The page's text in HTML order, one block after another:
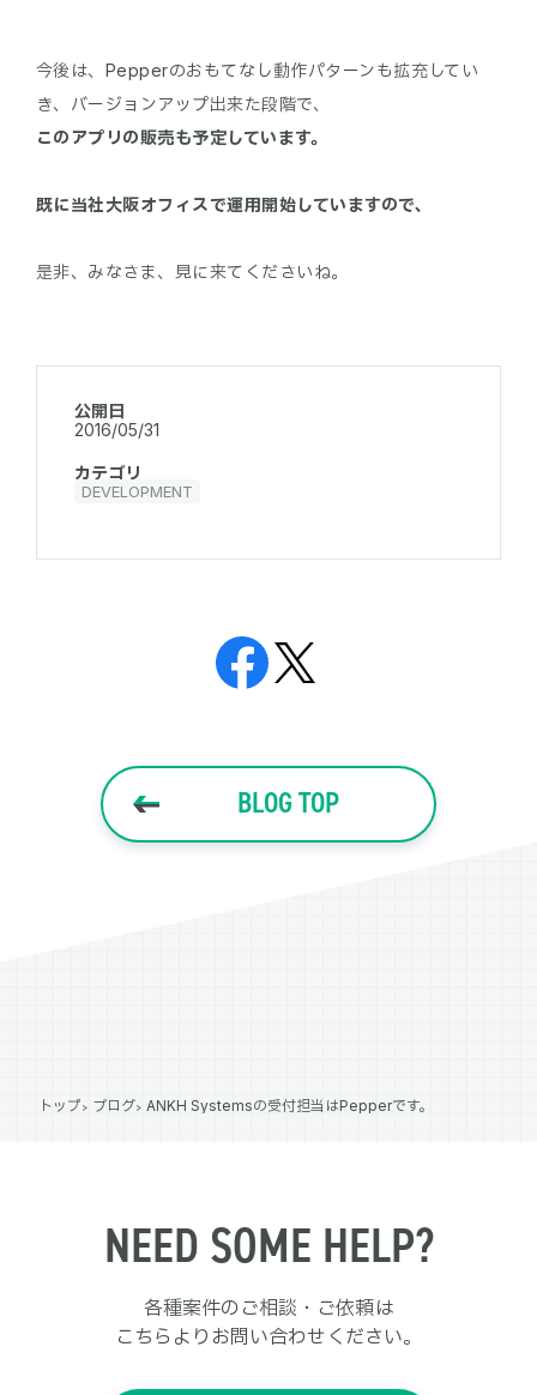
今後は、Pepperのおもてなし動作パターンも拡充してい
き、バージョンアップ出来た段階で、
このアプリの販売も予定しています。
既に当社大阪オフィスで運用開始していますので、
公開日
2016/05/31
カテゴリ
DEVELOPMENT
BLOG TOP
トップ ブログ ANKH Systemsの受付担当はPepperです。
NEED SOME HELP?
各種案件のご相談・ご依頼は
こちらよりお問い合わせください。